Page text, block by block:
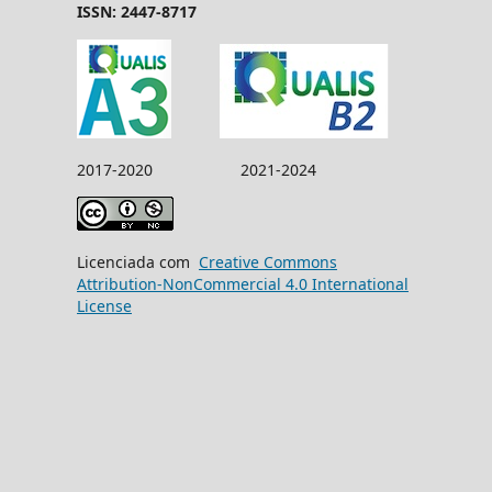
ISSN: 2447-8717
2017-2020 2021-2024
Licenciada com Creative Commons
Attribution-NonCommercial 4.0 International
License